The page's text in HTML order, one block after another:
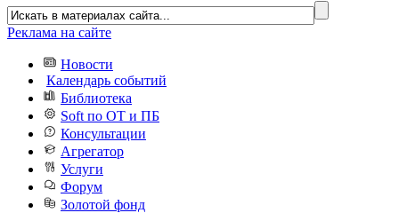
Реклама на сайте
Новости
Календарь событий
Библиотека
Soft по ОТ и ПБ
Консультации
Агрегатор
Услуги
Форум
Золотой фонд